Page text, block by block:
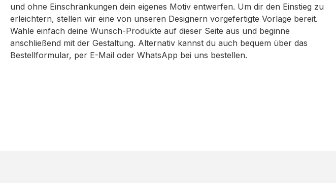
und ohne Einschränkungen dein eigenes Motiv entwerfen. Um dir den Einstieg zu
erleichtern, stellen wir eine von unseren Designern vorgefertigte Vorlage bereit.
Wähle einfach deine Wunsch-Produkte auf dieser Seite aus und beginne
anschließend mit der Gestaltung. Alternativ kannst du auch bequem über das
Bestellformular, per E-Mail oder WhatsApp bei uns bestellen.